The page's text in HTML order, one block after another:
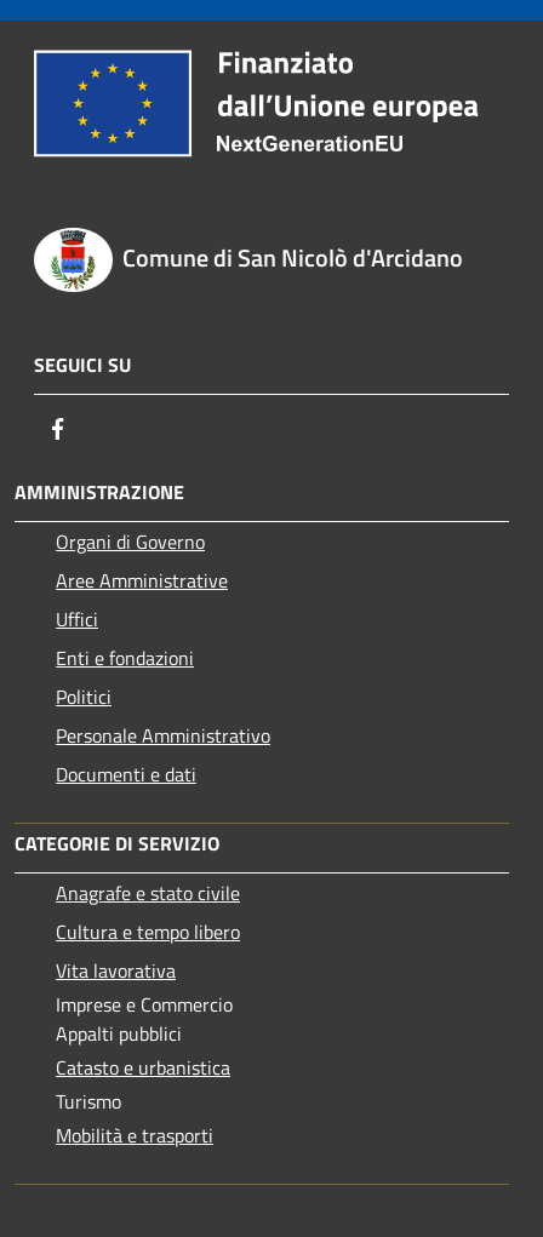
Comune di San Nicolò d'Arcidano
SEGUICI SU
AMMINISTRAZIONE
Organi di Governo
Aree Amministrative
Uffici
Enti e fondazioni
Politici
Personale Amministrativo
Documenti e dati
CATEGORIE DI SERVIZIO
Anagrafe e stato civile
Cultura e tempo libero
Vita lavorativa
Imprese e Commercio
Appalti pubblici
Catasto e urbanistica
Turismo
Mobilità e trasporti